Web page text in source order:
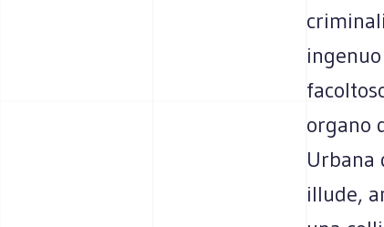
organo
Urbana
illude,